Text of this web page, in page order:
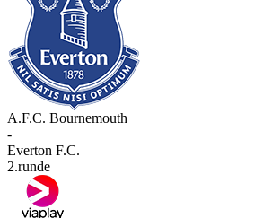
A.F.C. Bournemouth
-
Everton F.C.
2.runde